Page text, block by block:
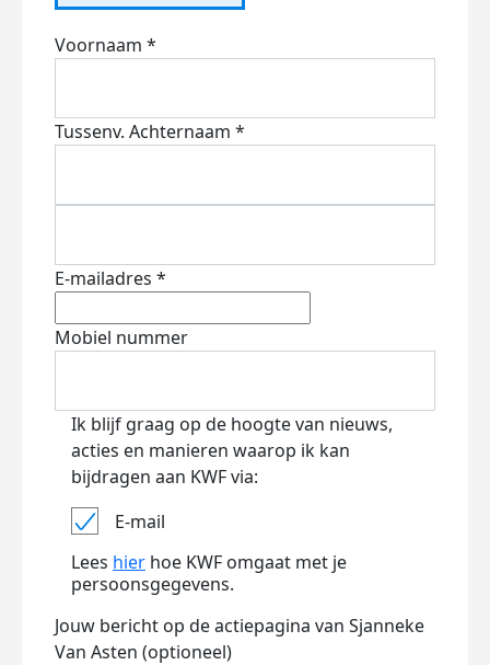
Voornaam *
Tussenv. Achternaam *
E-mailadres *
Mobiel nummer
Ik blijf graag op de hoogte van nieuws,
acties en manieren waarop ik kan
bijdragen aan KWF via:
E-mail
Lees hier hoe KWF omgaat met je
persoonsgegevens.
Jouw bericht op de actiepagina van Sjanneke
Van Asten (optioneel)